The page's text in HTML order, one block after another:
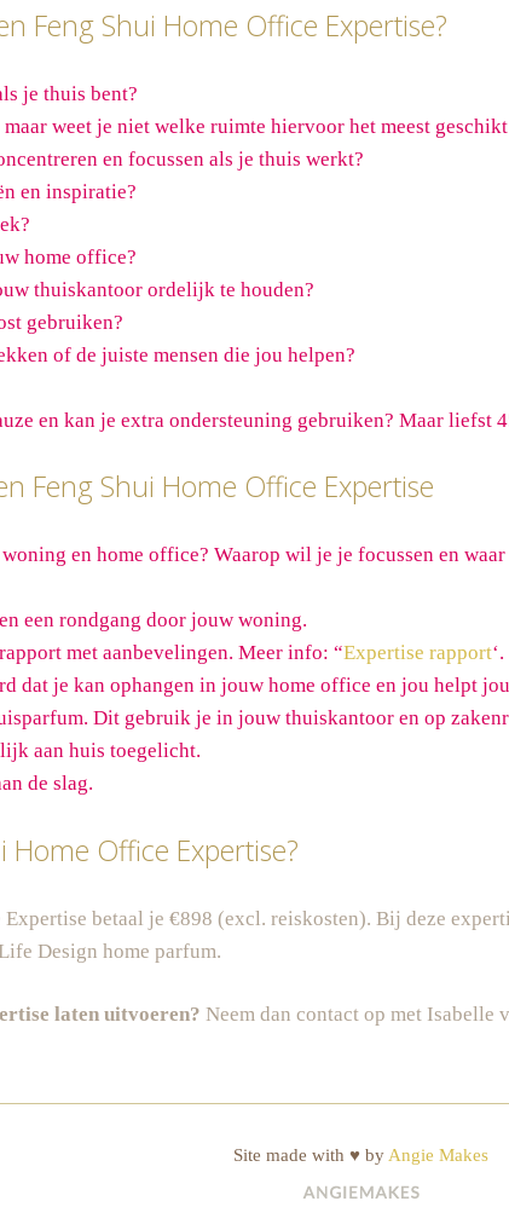
Feng Shui Home Office Expertise?
je thuis bent?
weet je niet welke ruimte hiervoor het meest
en focussen als je thuis werkt?
en inspiratie?
home office?
thuiskantoor ordelijk te houden?
gebruiken?
of de juiste mensen die jou helpen?
en kan je extra ondersteuning gebruiken? Maar liefst
Feng Shui Home Office Expertise
en home office? Waarop wil je je focussen en
een rondgang door jouw woning.
met aanbevelingen. Meer info: “Expertise rapport‘.
dat je kan ophangen in jouw home office en jou helpt
Dit gebruik je in jouw thuiskantoor en op
aan huis toegelicht.
de slag.
Home Office Expertise?
betaal je €898 (excl. reiskosten). Bij deze
Design home parfum.
laten uitvoeren? Neem dan contact op met Isabelle
Site made with ♥ by Angie Makes